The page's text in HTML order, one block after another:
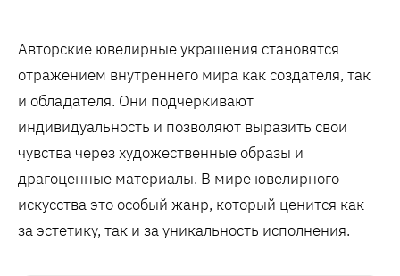
Авторские ювелирные украшения становятся
отражением внутреннего мира как создателя, так
и обладателя. Они подчеркивают
индивидуальность и позволяют выразить свои
чувства через художественные образы и
драгоценные материалы. В мире ювелирного
искусства это особый жанр, который ценится как
за эстетику, так и за уникальность исполнения.